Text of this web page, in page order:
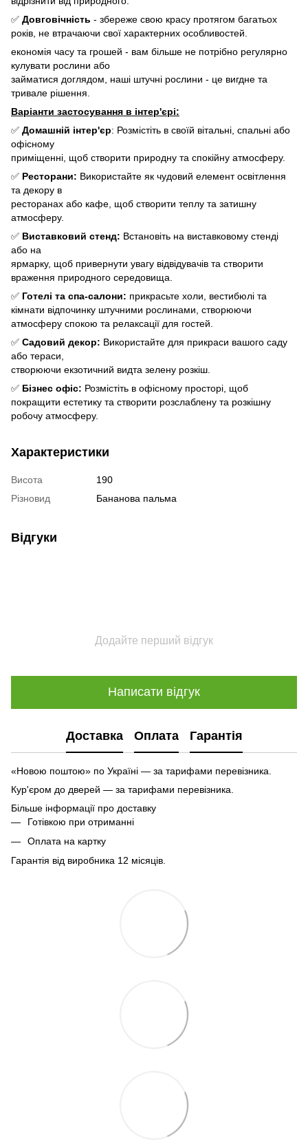
✅ Довговічність - збереже свою красу протягом багатьох
років, не втрачаючи свої характерних особливостей.
економія часу та грошей - вам більше не потрібно регулярно
кулувати рослини або
займатися доглядом, наші штучні рослини - це вигдне та
тривале рішення.
Варіанти застосування в інтер'єрі:
✅ Домашній інтер'єр: Розмістіть в своїй вітальні, спальні або
офісному
приміщенні, щоб створити природну та спокійну атмосферу.
✅ Ресторани: Використайте як чудовий елемент освітлення
та декору в
ресторанах або кафе, щоб створити теплу та затишну
атмосферу.
✅ Виставковий стенд: Встановіть на виставковому стенді
або на
ярмарку, щоб привернути увагу відвідувачів та створити
враження природного середовища.
✅ Готелі та спа-салони: прикрасьте холи, вестибюлі та
кімнати відпочинку штучними рослинами, створюючи
атмосферу спокою та релаксації для гостей.
✅ Садовий декор: Використайте для прикраси вашого саду
або тераси,
створюючи екзотичний видта зелену розкіш.
✅ Бізнес офіс: Розмістіть в офісному просторі, щоб
покращити естетику та створити розслаблену та розкішну
робочу атмосферу.
Характеристики
Висота
190
Різновид
Бананова пальма
Відгуки
Додайте перший відгук
Написати відгук
Доставка Оплата Гарантія
«Новою поштою» по Україні — за тарифами перевізника.
Кур'єром до дверей — за тарифами перевізника.
Більше інформації про доставку
Готівкою при отриманні
Оплата на картку
Гарантія від виробника 12 місяців.